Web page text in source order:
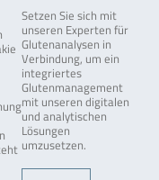
Setzen Sie sich mit
unseren Experten für
Glutenanalysen in
Verbindung, um ein
integriertes
Glutenmanagement
mit unseren digitalen
und analytischen
Lösungen
umzusetzen.